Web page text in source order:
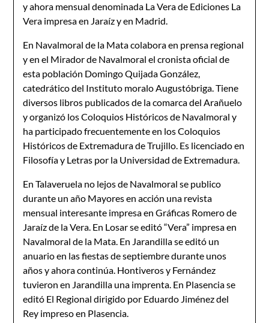
y ahora mensual denominada La Vera de Ediciones La
Vera impresa en Jaraíz y en Madrid.
En Navalmoral de la Mata colabora en prensa regional
y en el Mirador de Navalmoral el cronista oficial de
esta población Domingo Quijada González,
catedrático del Instituto moralo Augustóbriga. Tiene
diversos libros publicados de la comarca del Arañuelo
y organizó los Coloquios Históricos de Navalmoral y
ha participado frecuentemente en los Coloquios
Históricos de Extremadura de Trujillo. Es licenciado en
Filosofía y Letras por la Universidad de Extremadura.
En Talaveruela no lejos de Navalmoral se publico
durante un año Mayores en acción una revista
mensual interesante impresa en Gráficas Romero de
Jaraíz de la Vera. En Losar se editó “Vera” impresa en
Navalmoral de la Mata. En Jarandilla se editó un
anuario en las fiestas de septiembre durante unos
años y ahora continúa. Hontiveros y Fernández
tuvieron en Jarandilla una imprenta. En Plasencia se
editó El Regional dirigido por Eduardo Jiménez del
Rey impreso en Plasencia.